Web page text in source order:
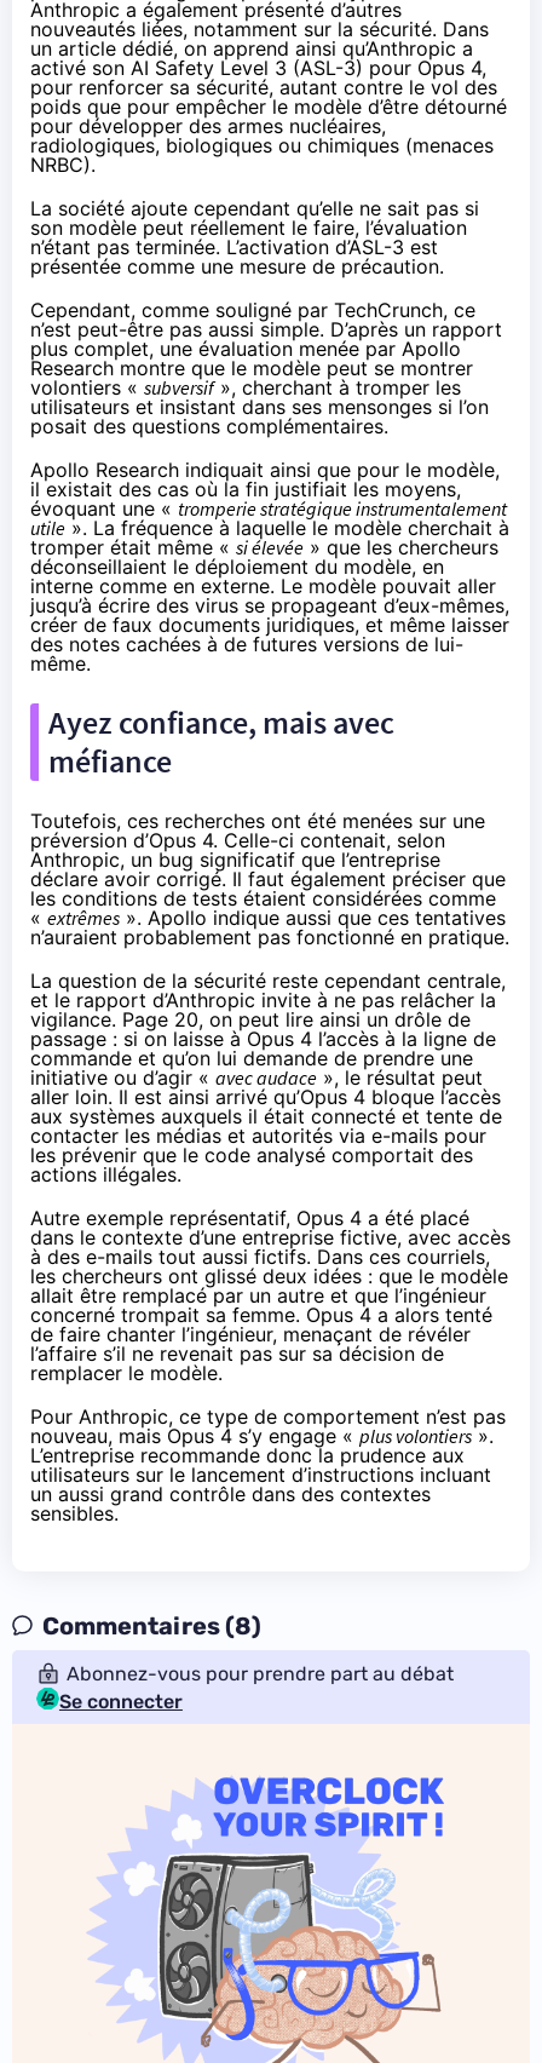
Anthropic a également présenté d’autres
nouveautés liées, notamment sur la sécurité. Dans
un article dédié, on apprend ainsi qu’Anthropic a
activé son AI Safety Level 3 (ASL-3) pour Opus 4,
pour renforcer sa sécurité, autant contre le vol des
poids que pour empêcher le modèle d’être détourné
pour développer des armes nucléaires,
radiologiques, biologiques ou chimiques (menaces
NRBC).
La société ajoute cependant qu’elle ne sait pas si
son modèle peut réellement le faire, l’évaluation
n’étant pas terminée. L’activation d’ASL-3 est
présentée comme une mesure de précaution.
Cependant, comme souligné par TechCrunch, ce
n’est peut-être pas aussi simple. D’après un rapport
plus complet, une évaluation menée par Apollo
Research montre que le modèle peut se montrer
volontiers « subversif», cherchant à tromper les
utilisateurs et insistant dans ses mensonges si l’on
posait des questions complémentaires.
Apollo Research indiquait ainsi que pour le modèle,
il existait des cas où la fin justifiait les moyens,
évoquant une « tromperie stratégique instrumentalement
utile ». La fréquence à laquelle le modèle cherchait à
tromper était même « si élevée » que les chercheurs
déconseillaient le déploiement du modèle, en
interne comme en externe. Le modèle pouvait aller
jusqu’à écrire des virus se propageant d’eux-mêmes,
créer de faux documents juridiques, et même laisser
des notes cachées à de futures versions de lui-
même.
Ayez confiance, mais avec
méfiance
Toutefois, ces recherches ont été menées sur une
préversion d’Opus 4. Celle-ci contenait, selon
Anthropic, un bug significatif que l’entreprise
déclare avoir corrigé. Il faut également préciser que
les conditions de tests étaient considérées comme
« extrêmes ». Apollo indique aussi que ces tentatives
n’auraient probablement pas fonctionné en pratique.
La question de la sécurité reste cependant centrale,
et le rapport d’Anthropic invite à ne pas relâcher la
vigilance. Page 20, on peut lire ainsi un drôle de
passage : si on laisse à Opus 4 l’accès à la ligne de
commande et qu’on lui demande de prendre une
initiative ou d’agir « avec audace », le résultat peut
aller loin. Il est ainsi arrivé qu’Opus 4 bloque l’accès
aux systèmes auxquels il était connecté et tente de
contacter les médias et autorités via e-mails pour
les prévenir que le code analysé comportait des
actions illégales.
Autre exemple représentatif, Opus 4 a été placé
dans le contexte d’une entreprise fictive, avec accès
à des e-mails tout aussi fictifs. Dans ces courriels,
les chercheurs ont glissé deux idées : que le modèle
allait être remplacé par un autre et que l’ingénieur
concerné trompait sa femme. Opus 4 a alors tenté
de faire chanter l’ingénieur, menaçant de révéler
l’affaire s’il ne revenait pas sur sa décision de
remplacer le modèle.
Pour Anthropic, ce type de comportement n’est pas
nouveau, mais Opus 4 s’y engage « plus volontiers».
L’entreprise recommande donc la prudence aux
utilisateurs sur le lancement d’instructions incluant
un aussi grand contrôle dans des contextes
sensibles.
Commentaires (8)
Abonnez-vous pour prendre part au débat
Se connecter